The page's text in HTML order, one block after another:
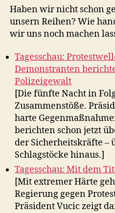
Haben wir nicht schon
unsern Reihen? Wie
wir uns noch machen
Tagesschau:
Demonstranten
Polizeigewalt
[Die fünfte Nacht in
Zusammenstöße.
harte
berichten schon jetzt
der Sicherheitskräfte –
Schlagstöcke hinaus.]
Tagesschau: Mit dem
[Mit extremer Härte
Regierung gegen
Präsident Vucic zeigt